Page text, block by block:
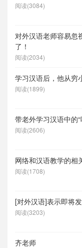
阅读(3084)
对外汉语老师容易忽
了！
阅读(2034)
学习汉语后，他从穷
阅读(1899)
带老外学习汉语中的“
阅读(2606)
网络和汉语教学的
阅读(1708)
[对外汉语]表示即将
阅读(3203)
齐老师